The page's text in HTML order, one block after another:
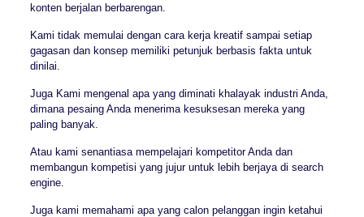
konten berjalan berbarengan.
Kami tidak memulai dengan cara kerja kreatif sampai setiap
gagasan dan konsep memiliki petunjuk berbasis fakta untuk
dinilai.
Juga Kami mengenal apa yang diminati khalayak industri Anda,
dimana pesaing Anda menerima kesuksesan mereka yang
paling banyak.
Atau kami senantiasa mempelajari kompetitor Anda dan
membangun kompetisi yang jujur untuk lebih berjaya di search
engine.
Juga kami memahami apa yang calon pelanggan ingin ketahui